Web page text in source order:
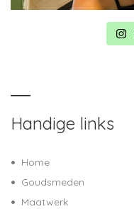
Handige links
Home
Goudsmeden
Maatwerk